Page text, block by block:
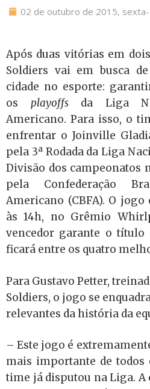
02 de outubro de 2015,
Após duas vitórias em
Soldiers vai em busca
cidade no esporte:
os playoffs da Liga
Americano. Para isso, o
enfrentar o Joinville
pela 3ª Rodada da Liga
Divisão dos campeonatos
pela Confederação
Americano (CBFA). O jogo
às 14h, no Grêmio
vencedor garante o título
ficará entre os quatro
Para Gustavo Petter,
Soldiers, o jogo se
relevantes da história da
– Este jogo é
mais importante de todos
time já disputou na Liga.